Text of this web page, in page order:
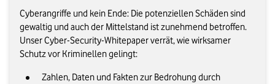
Cyberangriffe und kein Ende: Die potenziellen Schäden sind
gewaltig und auch der Mittelstand ist zunehmend betroffen.
Unser Cyber-Security-Whitepaper verrät, wie wirksamer
Schutz vor Kriminellen gelingt:
Zahlen, Daten und Fakten zur Bedrohung durch